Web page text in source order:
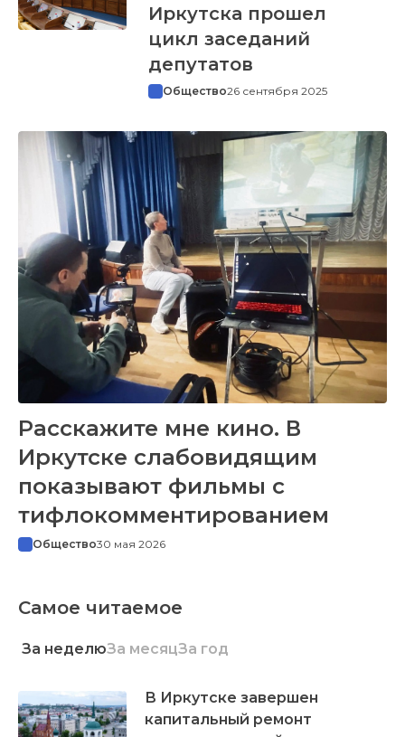
Иркутска прошел
цикл заседаний
депутатов
Общество26 сентября 2025
Расскажите мне кино. В
Иркутске слабовидящим
показывают фильмы с
тифлокомментированием
Общество30 мая 2026
Самое читаемое
За неделюЗа месяцЗа год
В Иркутске завершен
капитальный ремонт